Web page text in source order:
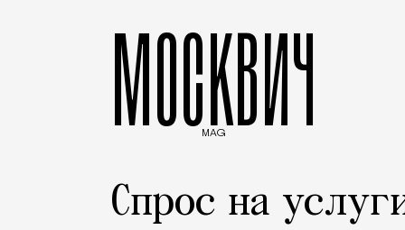
МОСКВИЧ
MAG
Спрос на